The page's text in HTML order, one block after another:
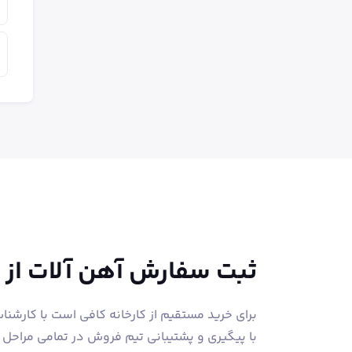
ثبت سفارش آهن آلات
برای خرید مستقیم از کارخانه کافی است با
با پیگیری و پشتیبانی تیم فروش در تمامی